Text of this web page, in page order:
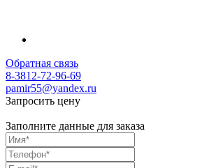
Обратная связь
8-3812-72-96-69
pamir55@yandex.ru
Запросить цену
Заполните данные для заказа